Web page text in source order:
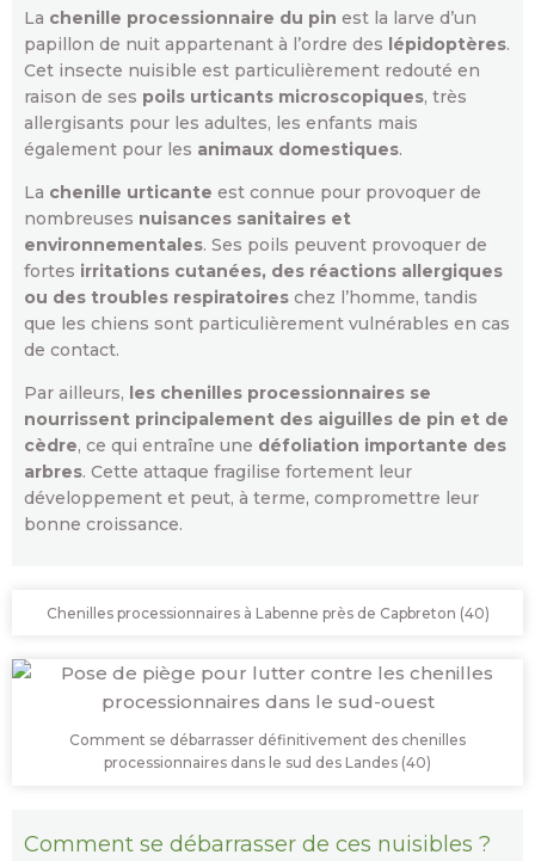
La chenille processionnaire du pin est la larve d’un
papillon de nuit appartenant à l’ordre des lépidoptères.
Cet insecte nuisible est particulièrement redouté en
raison de ses poils urticants microscopiques, très
allergisants pour les adultes, les enfants mais
également pour les animaux domestiques.
La chenille urticante est connue pour provoquer de
nombreuses nuisances sanitaires et
environnementales. Ses poils peuvent provoquer de
fortes irritations cutanées, des réactions allergiques
ou des troubles respiratoires chez l’homme, tandis
que les chiens sont particulièrement vulnérables en cas
de contact.
Par ailleurs, les chenilles processionnaires se
nourrissent principalement des aiguilles de pin et de
cèdre, ce qui entraîne une défoliation importante des
arbres. Cette attaque fragilise fortement leur
développement et peut, à terme, compromettre leur
bonne croissance.
Chenilles processionnaires à Labenne près de Capbreton (40)
Comment se débarrasser définitivement des chenilles
processionnaires dans le sud des Landes (40)
Comment se débarrasser de ces nuisibles ?